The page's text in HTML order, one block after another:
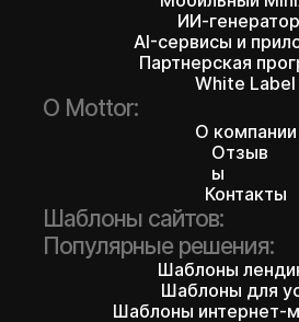
ИИ-
AI-сервисы и
Партнерская
White Label
О Mottor:
О компании
Отзыв
ы
Контакты
Шаблоны сайтов:
Популярные решения:
Шаблоны
Шаблоны для
Шаблоны интернет-